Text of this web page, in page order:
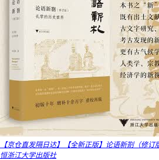
【京仓直发隔日达】【全新正版】论语新劄（修
恒浙江大学出版社